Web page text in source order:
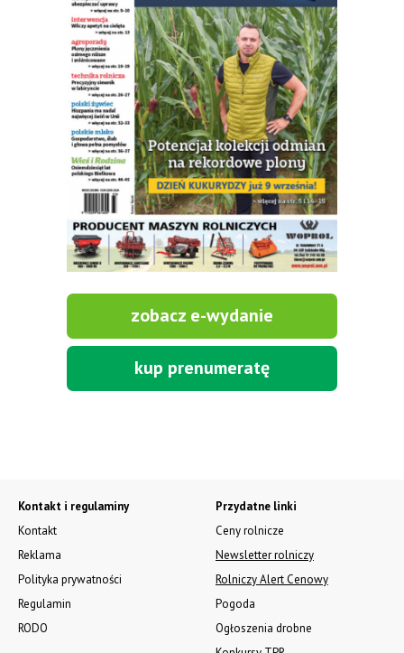
TANGO OIL LEPSZE NIŻ U SĄSIADA, PEŁNA
DOKUMENTACJA. 1000 l, 1500 l, 2500 l, 5000 l,
produkt polski. Dobra cena, szybkie terminy realizacji. Tel. 536
842 737, www.tango-oil.pl